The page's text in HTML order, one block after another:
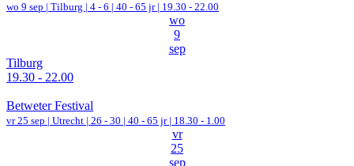
wo 9 sep | Tilburg | 4 - 6 | 40 - 65 jr | 19.30 - 22.00
wo
9
sep
Tilburg
19.30 - 22.00
Betweter Festival
vr 25 sep | Utrecht | 26 - 30 | 40 - 65 jr | 18.30 - 1.00
vr
25
sep